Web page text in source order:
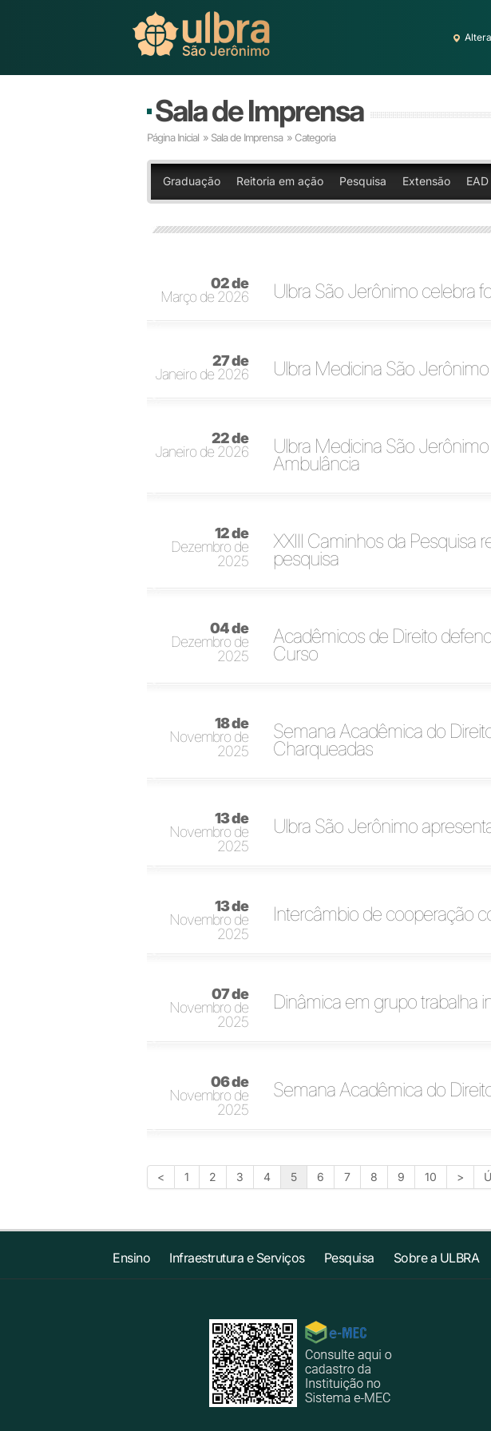
Sala de Imprensa
Página Inicial » Sala de Imprensa » Categoria
Graduação Reitoria em ação Pesquisa Extensão EAD
02 de
Março de 2026
Ulbra São Jerônimo celebra
27 de
Janeiro de 2026
Ulbra Medicina São
22 de
Janeiro de 2026
Ulbra Medicina São
Ambulância
12 de
Dezembro de
2025
XXIII Caminhos da Pesquisa
pesquisa
04 de
Dezembro de
2025
Acadêmicos de Direito
Curso
18 de
Novembro de
2025
Semana Acadêmica do
Charqueadas
13 de
Novembro de
2025
Ulbra São Jerônimo
13 de
Novembro de
2025
Intercâmbio de cooperação
07 de
Novembro de
2025
Dinâmica em grupo trabalha
06 de
Novembro de
2025
Semana Acadêmica do
< 1 2 3 4 5 6 7 8 9 10 >
Ensino Infraestrutura e Serviços Pesquisa Sobre a ULBRA